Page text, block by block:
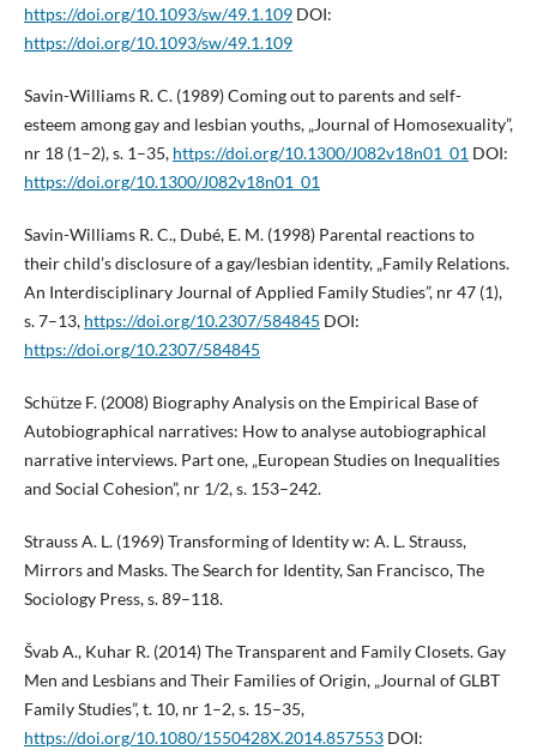
https://doi.org/10.1093/sw/49.1.109DOI:
https://doi.org/10.1093/sw/49.1.109
Savin-Williams R. C. (1989) Coming out to parents and self-
esteem among gay and lesbian youths, „Journal of Homosexuality”,
nr 18 (1–2), s. 1–35, https://doi.org/10.1300/J082v18n01_01 DOI:
https://doi.org/10.1300/J082v18n01_01
Savin-Williams R. C., Dubé, E. M. (1998) Parental reactions to
their child’s disclosure of a gay/lesbian identity, „Family Relations.
An Interdisciplinary Journal of Applied Family Studies”, nr 47 (1),
s. 7–13, https://doi.org/10.2307/584845 DOI:
https://doi.org/10.2307/584845
Schütze F. (2008) Biography Analysis on the Empirical Base of
Autobiographical narratives: How to analyse autobiographical
narrative interviews. Part one, „European Studies on Inequalities
and Social Cohesion”, nr 1/2, s. 153–242.
Strauss A. L. (1969) Transforming of Identity w: A. L. Strauss,
Mirrors and Masks. The Search for Identity, San Francisco, The
Sociology Press, s. 89–118.
Švab A., Kuhar R. (2014) The Transparent and Family Closets. Gay
Men and Lesbians and Their Families of Origin, „Journal of GLBT
Family Studies”, t. 10, nr 1–2, s. 15–35,
https://doi.org/10.1080/1550428X.2014.857553DOI: